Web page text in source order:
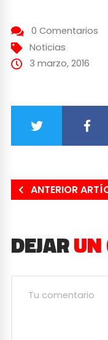
0 Comentarios
Noticias
3 marzo, 2016
ANTERIOR
DEJARUN